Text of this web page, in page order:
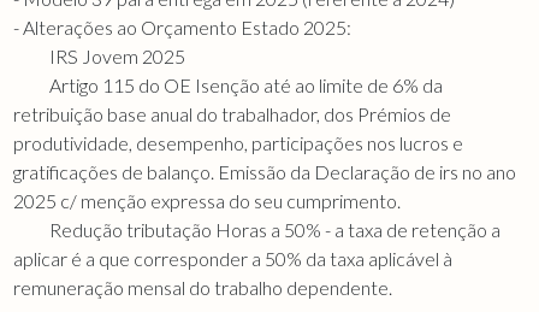
- Alterações ao Orçamento Estado 2025:
IRS Jovem 2025
Artigo 115 do OE Isenção até ao limite de 6% da
retribuição base anual do trabalhador, dos Prémios de
produtividade, desempenho, participações nos lucros e
gratificações de balanço. Emissão da Declaração de irs no ano
2025 c/ menção expressa do seu cumprimento.
Redução tributação Horas a 50% - a taxa de retenção a
aplicar é a que corresponder a 50% da taxa aplicável à
remuneração mensal do trabalho dependente.